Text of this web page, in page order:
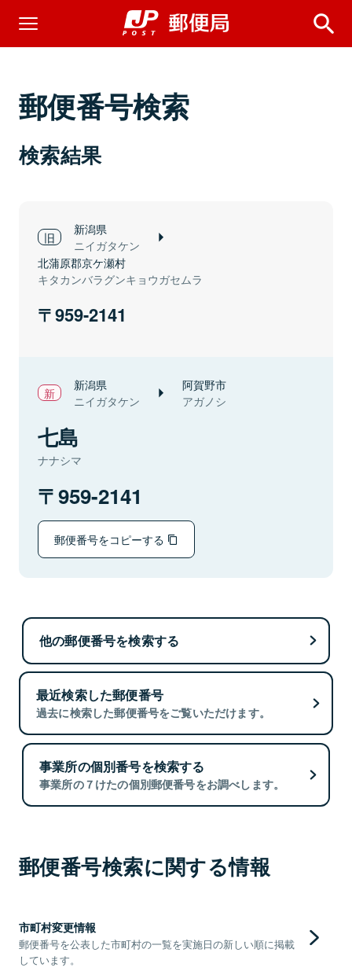
郵便番号検索
検索結果
新潟県
ニイガタケン
北蒲原郡京ケ瀬村
キタカンバラグンキョウガセムラ
959-2141
新潟県
ニイガタケン
阿賀野市
アガノシ
七島
ナナシマ
959-2141
郵便番号をコピーする
他の郵便番号を検索する
最近検索した郵便番号
過去に検索した郵便番号をご覧いただけます。
事業所の個別番号を検索する
事業所の７けたの個別郵便番号をお調べします。
郵便番号検索に関する情報
市町村変更情報
郵便番号を公表した市町村の一覧を実施日の新しい順に掲載
しています。